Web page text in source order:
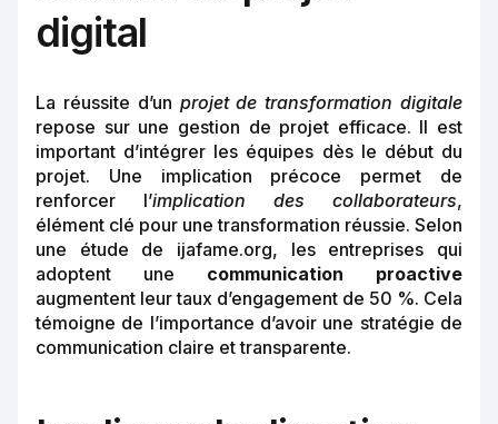
digital
La réussite d’un projet de transformation digitale
repose sur une gestion de projet efficace. Il est
important d’intégrer les équipes dès le début du
projet. Une implication précoce permet de
renforcer l’implication des collaborateurs,
élément clé pour une transformation réussie. Selon
une étude de ijafame.org, les entreprises qui
adoptent une communication proactive
augmentent leur taux d’engagement de 50 %. Cela
témoigne de l’importance d’avoir une stratégie de
communication claire et transparente.